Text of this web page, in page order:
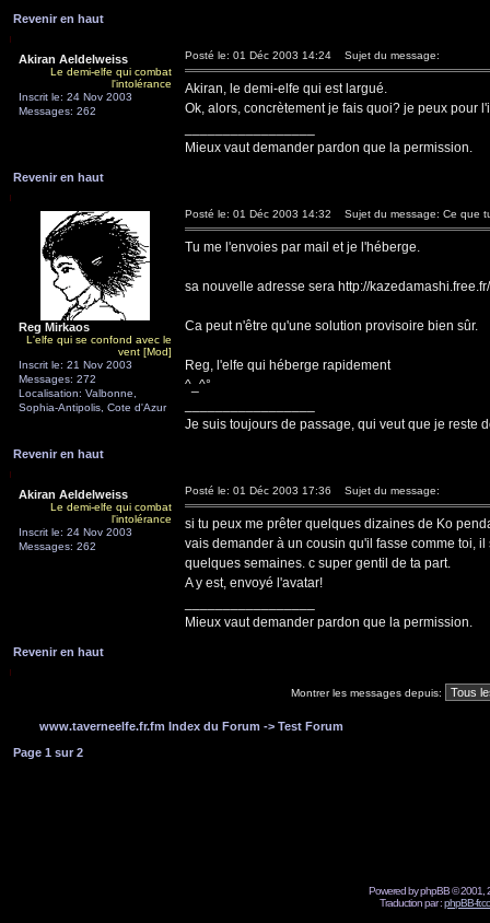
Revenir en haut
Akiran Aeldelweiss
Le demi-elfe qui combat
l'intolérance
Inscrit le: 24 Nov 2003
Messages: 262
Posté le: 01 Déc 2003 14:24 Sujet du message:
Akiran, le demi-elfe qui est largué.
Ok, alors, concrètement je fais quoi? je peux pour
Mieux vaut demander pardon que la permission.
Revenir en haut
Reg Mirkaos
L'elfe qui se confond avec le
vent [Mod]
Inscrit le: 21 Nov 2003
Messages: 272
Localisation: Valbonne,
Sophia-Antipolis, Cote d'Azur
Posté le: 01 Déc 2003 14:32 Sujet du message: Ce que
Tu me l'envoies par mail et je l'héberge.
sa nouvelle adresse sera http://
Ca peut n'être qu'une solution provisoire bien sûr.
Reg, l'elfe qui héberge rapidement
^_^°
Je suis toujours de passage, qui veut que je reste
Revenir en haut
Akiran Aeldelweiss
Le demi-elfe qui combat
l'intolérance
Inscrit le: 24 Nov 2003
Messages: 262
Posté le: 01 Déc 2003 17:36 Sujet du message:
si tu peux me prêter quelques dizaines de Ko
vais demander à un cousin qu'il fasse comme toi,
quelques semaines. c super gentil de ta part.
A y est, envoyé l'avatar!
Mieux vaut demander pardon que la permission.
Revenir en haut
Montrer les messages depuis:
www.taverneelfe.fr.fm Index du Forum -> Test Forum
Page 1 sur2
Powered by phpBB © 2001,
Traduction par :phpBB-